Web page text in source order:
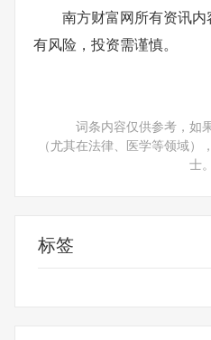
南方财富网所有资讯
有风险，投资需谨慎。
词条内容仅供参考，如
（尤其在法律、医学等领域
士。
标签